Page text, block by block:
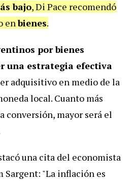
bajo, Di Pace recomendó
enbienes.
por bienes
una estrategia efectiva
adquisitivo en medio de la
local. Cuanto más
conversión, mayor será el
una cita del economista
Sargent: "La inflación es